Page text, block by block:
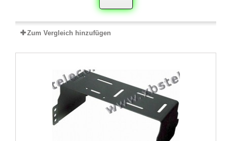
Zum Vergleich hinzufügen